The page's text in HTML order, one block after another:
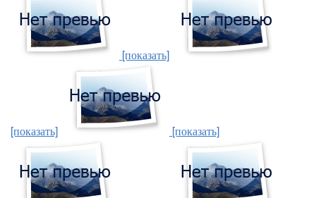
[показать]
[показать] [показать]